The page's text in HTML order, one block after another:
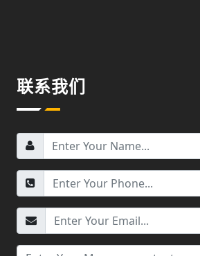
联系我们